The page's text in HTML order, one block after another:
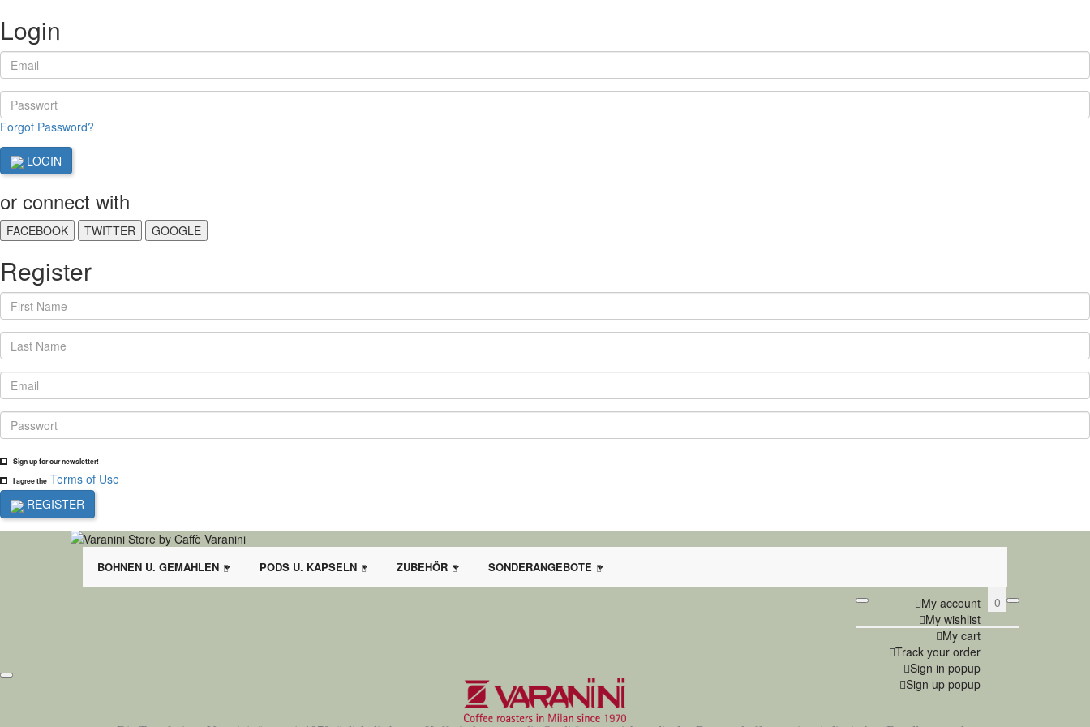
Login
Forgot Password?
LOGIN
or connect with
FACEBOOK TWITTER GOOGLE
Register
Sign up for our newsletter!
I agree the Terms of Use
REGISTER
BOHNEN U. GEMAHLEN PODS U. KAPSELN ZUBEHÖR SONDERANGEBOTE
My account
My wishlist
My cart
Track your order
Sign in popup
Sign up popup
0